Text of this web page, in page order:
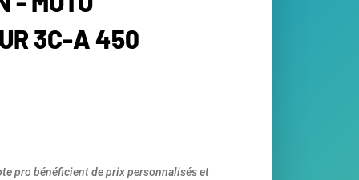
3C-A 450
pro bénéficient de prix personnalisés et